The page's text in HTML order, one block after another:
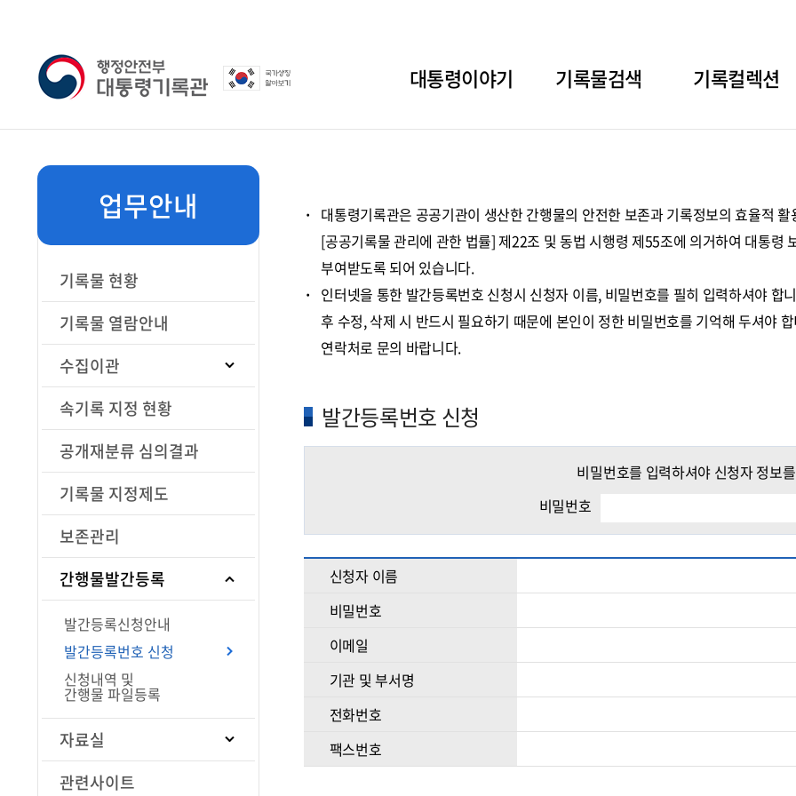
대통령이야기 기록물검색 기록컬렉션
업무안내
기록물 현황
기록물 열람안내
수집이관
속기록 지정 현황
공개재분류 심의결과
기록물 지정제도
보존관리
간행물발간등록
발간등록신청안내
발간등록번호 신청
신청내역 및
간행물 파일등록
자료실
관련사이트
대통령기록관은 공공기관이 생산한 간행물의 안전한 보존과 기록정보의 효율적
[공공기록물 관리에 관한 법률] 제22조 및 동법 시행령 제55조에 의거하여 대통
부여받도록 되어 있습니다.
인터넷을 통한 발간등록번호 신청시 신청자 이름, 비밀번호를 필히 입력하셔야
후 수정, 삭제 시 반드시 필요하기 때문에 본인이 정한 비밀번호를 기억해 두셔야
연락처로 문의 바랍니다.
발간등록번호 신청
비밀번호를 입력하셔야 신청자 정보
비밀번호
신청자 이름
비밀번호
이메일
기관 및 부서명
전화번호
팩스번호